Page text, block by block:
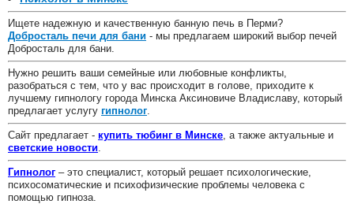
Ищете надежную и качественную банную печь в Перми?
Добросталь печи для бани - мы предлагаем широкий выбор печей
Добросталь для бани.
Нужно решить ваши семейные или любовные конфликты,
разобраться с тем, что у вас происходит в голове, приходите к
лучшему гипнологу города Минска Аксиновиче Владиславу, который
предлагает услугу гипнолог.
Сайт предлагает - купить тюбинг в Минске, а также актуальные и
светские новости.
Гипнолог – это специалист, который решает психологические,
психосоматические и психофизические проблемы человека с
помощью гипноза.